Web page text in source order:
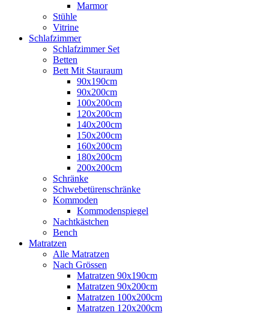
Marmor
Stühle
Vitrine
Schlafzimmer
Schlafzimmer Set
Betten
Bett Mit Stauraum
90x190cm
90x200cm
100x200cm
120x200cm
140x200cm
150x200cm
160x200cm
180x200cm
200x200cm
Schränke
Schwebetürenschränke
Kommoden
Kommodenspiegel
Nachtkästchen
Bench
Matratzen
Alle Matratzen
Nach Grössen
Matratzen 90x190cm
Matratzen 90x200cm
Matratzen 100x200cm
Matratzen 120x200cm